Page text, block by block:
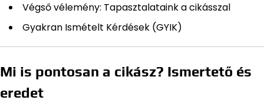
Végső vélemény: Tapasztalataink a cikásszal
Gyakran Ismételt Kérdések (GYIK)
Mi is pontosan a cikász? Ismertető és
eredet